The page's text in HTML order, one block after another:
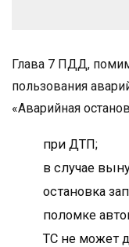
Глава 7 ПДД,
пользования
«Аварийная
при ДТП;
в случае
остановка
поломке
ТС не может